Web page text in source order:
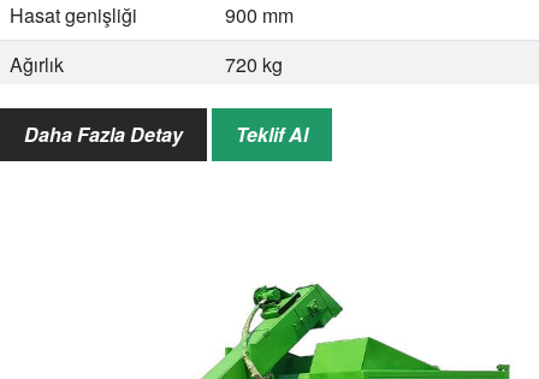
Hasat genişliği
900 mm
Ağırlık
720 kg
Working dimensions
(L×W×H)
3870 × 2810 × 3720 mm
Daha Fazla Detay Teklif Al